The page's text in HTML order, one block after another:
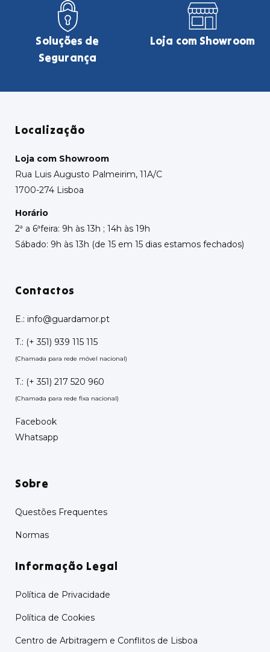
Soluções de
Segurança
Loja com Showroom
Localização
Loja com Showroom
Rua Luis Augusto Palmeirim, 11A/C
1700-274 Lisboa
Horário
2ª a 6ªfeira: 9h às 13h ; 14h às 19h
Sábado: 9h às 13h (de 15 em 15 dias estamos fechados)
Contactos
E.: info@guardamor.pt
T.: (+ 351) 939 115 115
(Chamada para rede móvel nacional)
T.: (+ 351) 217 520 960
(Chamada para rede fixa nacional)
Facebook
Whatsapp
Sobre
Questões Frequentes
Normas
Informação Legal
Política de Privacidade
Política de Cookies
Centro de Arbitragem e Conflitos de Lisboa